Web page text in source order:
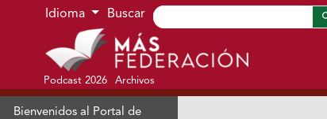
Ir al menú de navegación principal
Ir al contenido principal
Ir al pie de página del sitio
Idioma Buscar
Podcast 2026 Archivos
Bienvenidos al Portal de